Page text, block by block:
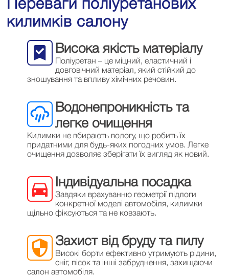
килимків салону
Висока якість матеріалу
Поліуретан – це міцний, еластичний і
довговічний матеріал, який стійкий до
зношування та впливу хімічних речовин.
Водонепроникність та
легке очищення
Килимки не вбирають вологу, що робить їх
придатними для будь-яких погодних умов. Легке
очищення дозволяє зберігати їх вигляд як новий.
Індивідуальна посадка
Завдяки врахуванню геометрії підлоги
конкретної моделі автомобіля, килимки
щільно фіксуються та не ковзають.
Захист від бруду та пилу
Високі борти ефективно утримують рідини,
сніг, пісок та інші забруднення, захищаючи
салон автомобіля.